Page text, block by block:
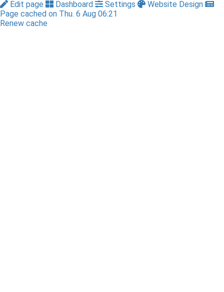
Edit page Dashboard Settings
Website Design
Page cached on Thu. 6 Aug 06:21
Renew cache